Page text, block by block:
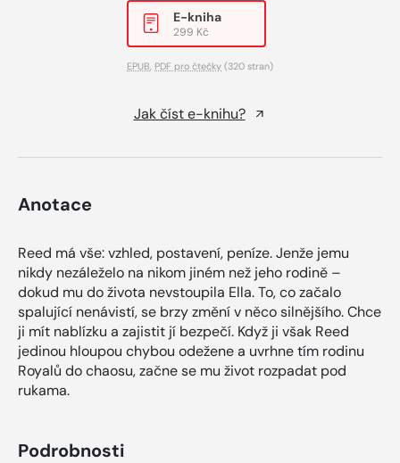
E-kniha
299 Kč
EPUB PDF pro čtečky (320 stran)
Jak číst e-knihu?
Anotace
Reed má vše: vzhled, postavení, peníze. Jenže jemu
nikdy nezáleželo na nikom jiném než jeho rodině –
dokud mu do života nevstoupila Ella. To, co začalo
spalující nenávistí, se brzy změní v něco silnějšího. Chce
ji mít nablízku a zajistit jí bezpečí. Když ji však Reed
jedinou hloupou chybou odežene a uvrhne tím rodinu
Royalů do chaosu, začne se mu život rozpadat pod
rukama.
Podrobnosti